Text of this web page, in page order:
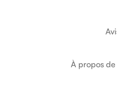
À propos